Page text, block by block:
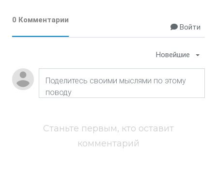
0 Комментарии
Войти
Новейшие
Станьте первым, кто оставит
комментарий